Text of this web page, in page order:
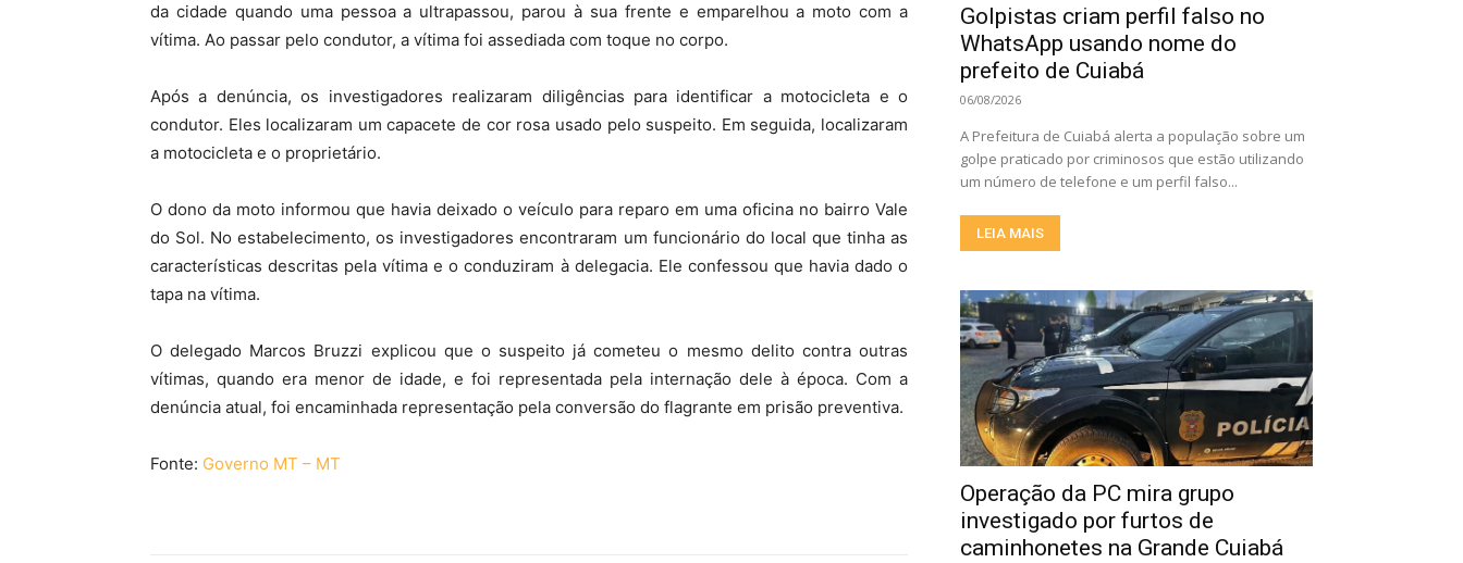
da cidade quando uma pessoa a ultrapassou, parou à sua frente e emparelhou a moto com a
vítima. Ao passar pelo condutor, a vítima foi assediada com toque no corpo.
Após a denúncia, os investigadores realizaram diligências para identificar a motocicleta e o
condutor. Eles localizaram um capacete de cor rosa usado pelo suspeito. Em seguida, localizaram
a motocicleta e o proprietário.
O dono da moto informou que havia deixado o veículo para reparo em uma oficina no bairro Vale
do Sol. No estabelecimento, os investigadores encontraram um funcionário do local que tinha as
características descritas pela vítima e o conduziram à delegacia. Ele confessou que havia dado o
tapa na vítima.
O delegado Marcos Bruzzi explicou que o suspeito já cometeu o mesmo delito contra outras
vítimas, quando era menor de idade, e foi representada pela internação dele à época. Com a
denúncia atual, foi encaminhada representação pela conversão do flagrante em prisão preventiva.
Fonte: Governo MT – MT
Golpistas criam perfil falso no
WhatsApp usando nome do
prefeito de Cuiabá
06/08/2026
A Prefeitura de Cuiabá alerta a população sobre um
golpe praticado por criminosos que estão utilizando
um número de telefone e um perfil falso...
LEIA MAIS
Operação da PC mira grupo
investigado por furtos de
caminhonetes na Grande Cuiabá